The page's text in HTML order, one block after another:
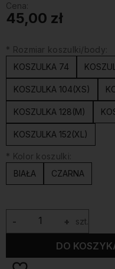
Cena:
45,00 zł
* Rozmiar koszulki/body:
KOSZULKA 74
KOSZULKA 104(XS)
KOSZULKA 128(M)
KOSZULKA 152(XL)
* Kolor koszulki:
BIAŁA
CZARNA
+
- szt.
DO